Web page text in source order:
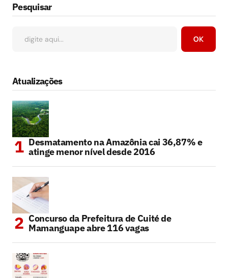
Pesquisar
OK
Atualizações
Desmatamento na Amazônia cai 36,87% e
atinge menor nível desde 2016
Concurso da Prefeitura de Cuité de
Mamanguape abre 116 vagas